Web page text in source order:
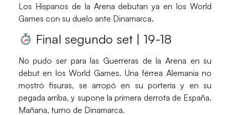
Los Hispanos de la Arena debutan ya en losWorld
Games con su duelo ante Dinamarca.
Final segundo set | 19-18
No pudo ser para las Guerreras de la Arena en su
debut en losWorld Games. Una férrea Alemania no
mostró fisuras, se arropó en su portería y en su
pegada arriba, y supone la primera derrota de España.
Mañana, turno de Dinamarca.